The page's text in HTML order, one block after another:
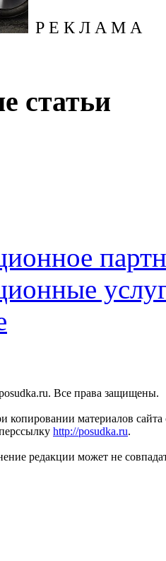
Р Е К Л А М А
статьи
Все права защищены.
копировании материалов сайта
http://posudka.ru.
редакции может не